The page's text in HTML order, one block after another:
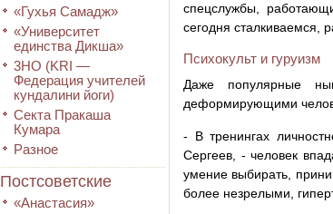
«Гухья Самадж»
«Университет
единства Дикша»
3HO (KRI ―
Федерация учителей
кундалини йоги)
Секта Пракаша
Кумара
Разное
Постсоветские
«Анастасия»
спецслужбы,
сегодня сталкиваемся,
Психокульт и гуруизм
Даже популярные
деформирующими
- В тренингах
Сергеев, - человек
умение выбирать,
более незрелыми,